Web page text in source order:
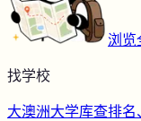
浏览
找学校
大澳洲大学库查排名